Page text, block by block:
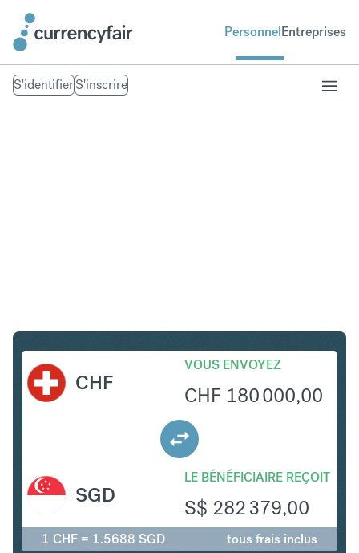
PersonnelEntreprises
S'identifierS'inscrire
CHF
VOUS ENVOYEZ
CHF 180 000,00
LE BÉNÉFICIAIRE REÇOIT
S$ 282 379,00
SGD
1 CHF = 1.5688 SGD tous frais inclus